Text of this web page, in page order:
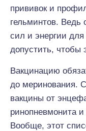
прививок и
гельминтов. Ведь
сил и энергии
допустить, чтобы
Вакцинацию
до меринования.
вакцины от
ринопневмонита и
Вообще, этот